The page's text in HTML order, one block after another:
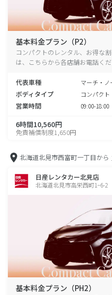
基本料金プラン（P2）
コンパクトのレンタル、お得な
は、こちらから各店舗お電話くだ
代表車種 マーチ・ノ
ボディタイプ コンパクト
営業時間 09:00-18:00
6時間10,560円
免責補償制度1,650円
北海道北見市西富町一丁目から
日産レンタカー北見店
北海道北見市高栄西町1−6-2
基本料金プラン（PH2）